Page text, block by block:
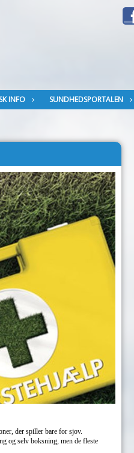
INFO SUNDHEDSPORTALEN
der spiller bare for sjov.
og selv boksning, men de fleste